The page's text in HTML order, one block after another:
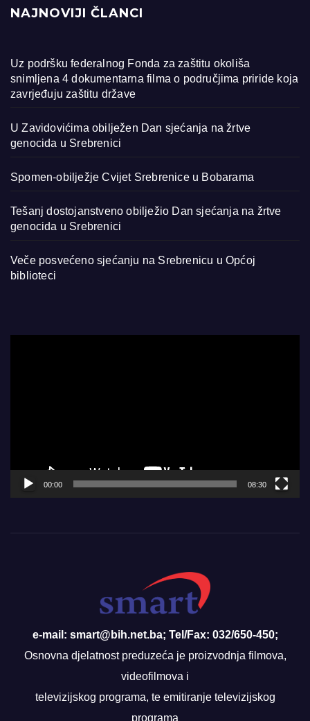
NAJNOVIJI ČLANCI
Uz podršku federalnog Fonda za zaštitu okoliša
snimljena 4 dokumentarna filma o područjima priride koja
zavrjeđuju zaštitu države
U Zavidovićima obilježen Dan sjećanja na žrtve
genocida u Srebrenici
Spomen-obilježje Cvijet Srebrenice u Bobarama
Tešanj dostojanstveno obilježio Dan sjećanja na žrtve
genocida u Srebrenici
Veče posvećeno sjećanju na Srebrenicu u Općoj
biblioteci
00:00 08:30
e-mail: smart@bih.net.ba; Tel/Fax: 032/650-450;
Osnovna djelatnost preduzeća je proizvodnja filmova,
videofilmova i
televizijskog programa, te emitiranje televizijskog
programa